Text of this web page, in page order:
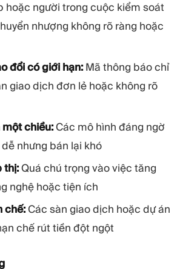
hoặc người trong cuộc kiểm soát
nhượng không rõ ràng hoặc
đổi có giới hạn:Mã thông báo chỉ
giao dịch đơn lẻ hoặc không rõ
chiều:Các mô hình đáng ngờ
nhưng bán lại khó
thị:Quá chú trọng vào việc tăng
nghệ hoặc tiện ích
chế:Các sàn giao dịch hoặc dự án
chế rút tiền đột ngột